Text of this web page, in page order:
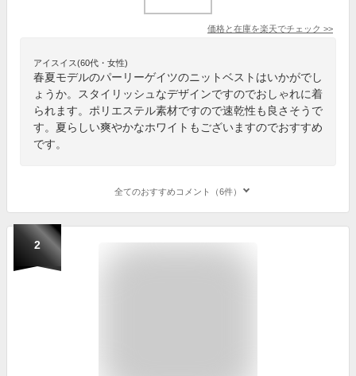
価格と在庫を楽天でチェック >>
アイスイス(60代・女性)
春夏モデルのパーリーゲイツのニットベストはいかがでし
ょうか。スタイリッシュなデザインですのでおしゃれに着
られます。ポリエステル素材ですので速乾性も良さそうで
す。夏らしい爽やかなホワイトもございますのでおすすめ
です。
全てのおすすめコメント（6件）
2